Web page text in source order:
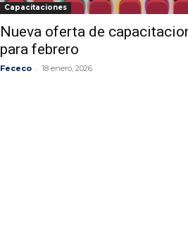
Capacitaciones
Nueva oferta de
para febrero
Fececo - 18 enero, 2026